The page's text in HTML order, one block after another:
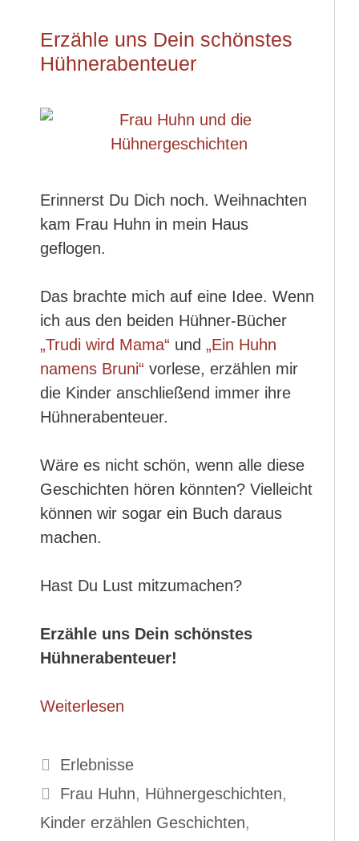
Erzähle uns Dein schönstes
Hühnerabenteuer
Erinnerst Du Dich noch. Weihnachten
kam Frau Huhn in mein Haus
geflogen.
Das brachte mich auf eine Idee. Wenn
ich aus den beiden Hühner-Bücher
„Trudi wird Mama“ und „Ein Huhn
namens Bruni“ vorlese, erzählen mir
die Kinder anschließend immer ihre
Hühnerabenteuer.
Wäre es nicht schön, wenn alle diese
Geschichten hören könnten? Vielleicht
können wir sogar ein Buch daraus
machen.
Hast Du Lust mitzumachen?
Erzähle uns Dein schönstes
Hühnerabenteuer!
Weiterlesen
Kategorien
Erlebnisse
Schlagwörter
Frau Huhn, Hühnergeschichten,
Kinder erzählen Geschichten,